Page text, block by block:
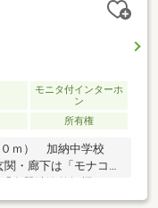
モニタ付インターホ
ン
所有権
０ｍ） 加納中学校
・廊下は「モナコグ
ムキッチン・「浴室